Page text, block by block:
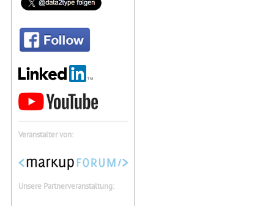
Veranstalter von:
Unsere Partnerveranstaltung: